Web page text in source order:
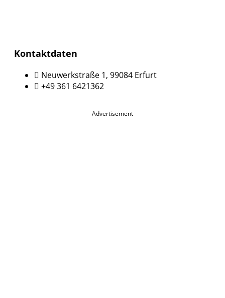
Kontaktdaten
Neuwerkstraße 1, 99084 Erfurt
+49 361 6421362
Advertisement